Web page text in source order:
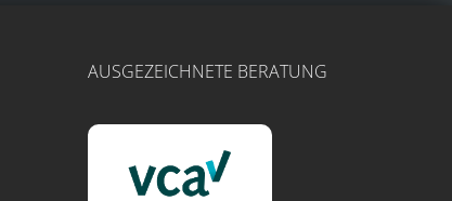
AUSGEZEICHNETE BERATUNG